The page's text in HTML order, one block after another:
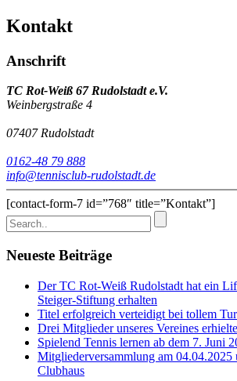
Kontakt
Anschrift
TC Rot-Weiß 67 Rudolstadt e.V.
Weinbergstraße 4
07407 Rudolstadt
0162-48 79 888
info@tennisclub-rudolstadt.de
[contact-form-7 id=”768″ title=”Kontakt”]
Neueste Beiträge
Der TC Rot-Weiß Rudolstadt hat ein
Steiger-Stiftung erhalten
Titel erfolgreich verteidigt bei tollem
Drei Mitglieder unseres Vereines
Spielend Tennis lernen ab dem 7. Juni
Mitgliederversammlung am
Clubhaus